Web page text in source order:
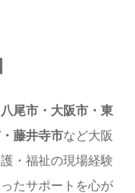
八尾市・大阪市・東
藤井寺市など大阪
・福祉の現場経験
たサポートを心が